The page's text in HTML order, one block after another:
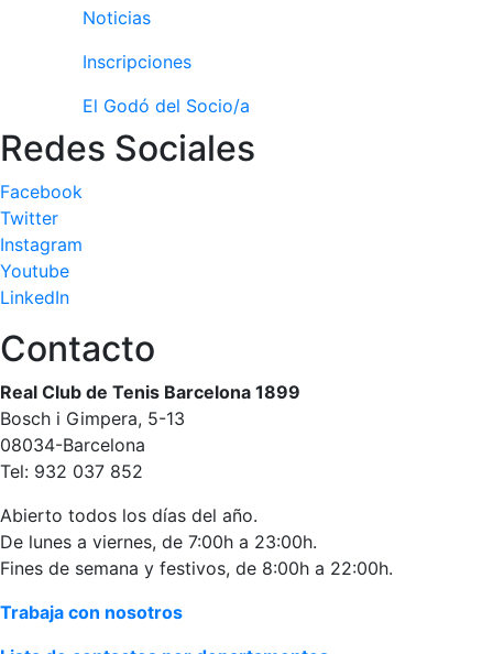
Wellness Center
fisiosalud
Entrenamientos
personales
Actividades
dirigidas
Piscina
Normativa
Restaurantes
Restaurante
El Snack
Casa Arilla
Chill Out
Bar Piscina
Noticias
Inscripciones
El Godó del Socio/a
Redes Sociales
Facebook
Twitter
Instagram
Youtube
LinkedIn
Contacto
Real Club de Tenis Barcelona 1899
Bosch i Gimpera, 5-13
08034-Barcelona
Tel: 932 037 852
Abierto todos los días del año.
De lunes a viernes, de 7:00h a 23:00h.
Fines de semana y festivos, de 8:00h a 22:00h.
Trabaja con nosotros